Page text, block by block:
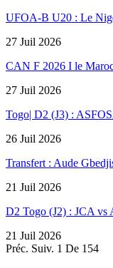
UFOA-B U20 : Le
27 Juil 2026
CAN F 2026 I le
27 Juil 2026
Togo| D2 (J3) :
26 Juil 2026
Transfert : Aude
21 Juil 2026
D2 Togo (J2) : JCA vs
21 Juil 2026
Préc. Suiv. 1 De 154